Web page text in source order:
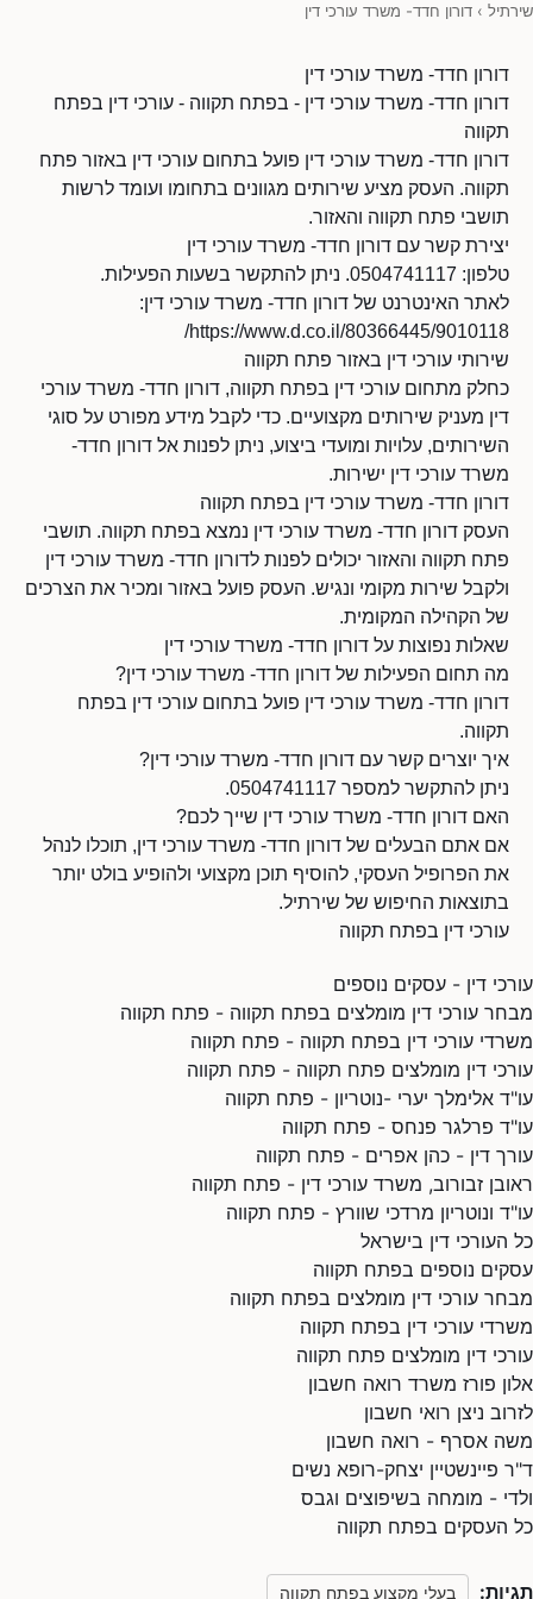
שירתיל › דורון חדד- משרד עורכי דין
דורון חדד- משרד עורכי דין
דורון חדד- משרד עורכי דין - בפתח תקווה - עורכי דין בפתח
תקווה
דורון חדד- משרד עורכי דין פועל בתחום עורכי דין באזור פתח
תקווה. העסק מציע שירותים מגוונים בתחומו ועומד לרשות
תושבי פתח תקווה והאזור.
יצירת קשר עם דורון חדד- משרד עורכי דין
טלפון: 0504741117. ניתן להתקשר בשעות הפעילות.
לאתר האינטרנט של דורון חדד- משרד עורכי דין:
https://www.d.co.il/80366445/9010118/
שירותי עורכי דין באזור פתח תקווה
כחלק מתחום עורכי דין בפתח תקווה, דורון חדד- משרד עורכי
דין מעניק שירותים מקצועיים. כדי לקבל מידע מפורט על סוגי
השירותים, עלויות ומועדי ביצוע, ניתן לפנות אל דורון חדד-
משרד עורכי דין ישירות.
דורון חדד- משרד עורכי דין בפתח תקווה
העסק דורון חדד- משרד עורכי דין נמצא בפתח תקווה. תושבי
פתח תקווה והאזור יכולים לפנות לדורון חדד- משרד עורכי דין
ולקבל שירות מקומי ונגיש. העסק פועל באזור ומכיר את הצרכים
של הקהילה המקומית.
שאלות נפוצות על דורון חדד- משרד עורכי דין
מה תחום הפעילות של דורון חדד- משרד עורכי דין?
דורון חדד- משרד עורכי דין פועל בתחום עורכי דין בפתח
תקווה.
איך יוצרים קשר עם דורון חדד- משרד עורכי דין?
ניתן להתקשר למספר 0504741117.
האם דורון חדד- משרד עורכי דין שייך לכם?
אם אתם הבעלים של דורון חדד- משרד עורכי דין, תוכלו לנהל
את הפרופיל העסקי, להוסיף תוכן מקצועי ולהופיע בולט יותר
בתוצאות החיפוש של שירתיל.
עורכי דין בפתח תקווה
עורכי דין - עסקים נוספים
מבחר עורכי דין מומלצים בפתח תקווה - פתח תקווה
משרדי עורכי דין בפתח תקווה - פתח תקווה
עורכי דין מומלצים פתח תקווה - פתח תקווה
עו"ד אלימלך יערי -נוטריון - פתח תקווה
עו"ד פרלגר פנחס - פתח תקווה
עורך דין - כהן אפרים - פתח תקווה
ראובן זבורוב, משרד עורכי דין - פתח תקווה
עו"ד ונוטריון מרדכי שוורץ - פתח תקווה
כל העורכי דין בישראל
עסקים נוספים בפתח תקווה
מבחר עורכי דין מומלצים בפתח תקווה
משרדי עורכי דין בפתח תקווה
עורכי דין מומלצים פתח תקווה
אלון פורז משרד רואה חשבון
לזרוב ניצן רואי חשבון
משה אסרף - רואה חשבון
ד"ר פיינשטיין יצחק-רופא נשים
ולדי - מומחה בשיפוצים וגבס
כל העסקים בפתח תקווה
תגיות: בעלי מקצוע בפתח תקווה